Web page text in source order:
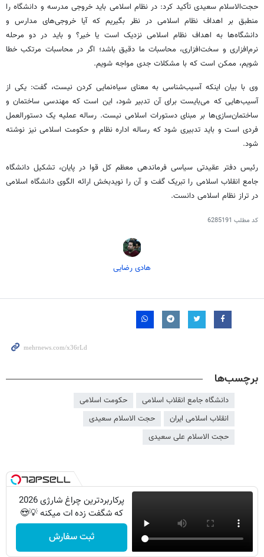
حجت‌الاسلام سعیدی تأکید کرد: در نظام اسلامی باید خروجی مدرسه و دانشگاه را
منطبق بر اهداف نظام اسلامی در نظر بگیریم که آیا خروجی‌های مدارس و
دانشگاه‌ها به اهداف نظام اسلامی نزدیک است یا خیر؟ و باید در دو مرحله
نرم‌افزاری و سخت‌افزاری، محاسبات ما دقیق باشد؛ اگر در محاسبات مرتکب خطا
شویم، ممکن است که با مشکلات جدی مواجه شویم.
وی با بیان اینکه آسیب‌شناسی به معنای سیاه‌نمایی کردن نیست، گفت: یکی از
آسیب‌هایی که می‌بایست برای آن تدبیر شود، این است که مهندسی ساختمان و
ساختمان‌سازی‌ها بر مبنایدستورات اسلامی نیست. رساله عملیه یک دستورالعمل
فردی است و باید تدبیری شود که رساله اداره نظام و حکومت اسلامی نیز نوشته
شود.
رئیس دفتر عقیدتی سیاسی فرماندهی معظم کل قوا در پایان، تشکیل دانشگاه
جامع انقلاب اسلامی را تبریکگفت و آن را نویدبخش ارائه الگوی دانشگاه اسلامی
در تراز نظام اسلامی دانست.
کد مطلب 6285191
هادی رضایی
برچسب‌ها
دانشگاه جامع انقلاب اسلامی
حکومت اسلامی
انقلاب اسلامی ایران
حجت الاسلام سعیدی
حجت الاسلام علی سعیدی
پرکاربردترین چراغ شارژی 2026
که شگفت زده ات میکنه 💡😍
ثبت سفارش